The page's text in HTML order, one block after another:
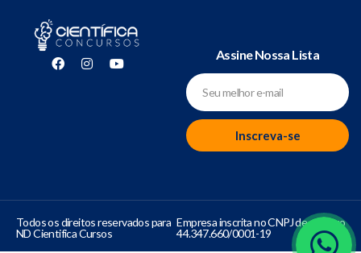
Assine Nossa Lista
Inscreva-se
Todos os direitos reservados para
ND Cientifica Cursos
Empresa inscrita no CNPJ de número
44.347.660/0001-19